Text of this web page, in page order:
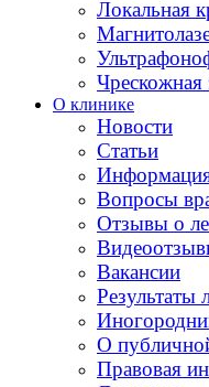
Локальная
Чрескожная
О клинике
Новости
Статьи
Информация
Вопросы
Отзывы о
Вакансии
Результаты
О
Правовая